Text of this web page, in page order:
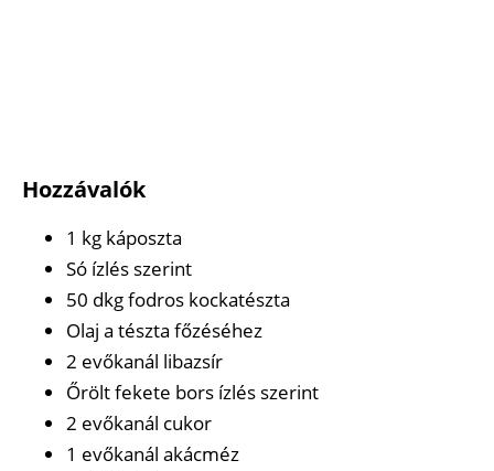
Hozzávalók
1 kg káposzta
Só ízlés szerint
50 dkg fodros kockatészta
Olaj a tészta főzéséhez
2 evőkanál libazsír
Őrölt fekete bors ízlés szerint
2 evőkanál cukor
1 evőkanál akácméz